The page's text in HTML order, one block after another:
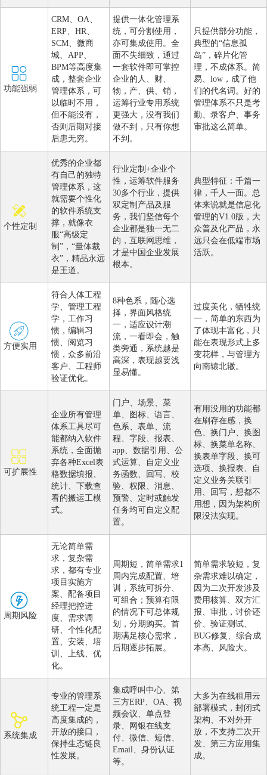
功能强弱
CRM、OA、
ERP、HR、
SCM、微商
城、APP、
BPM等高度集
成，整套企业
管理体系，可
以临时不用，
但不能没有，
否则后期对接
后患无穷。
提供一体化管理系
统，可分割使用，
亦可集成使用。全
面不失细致，通过
一套软件即可掌控
企业的人、财、
物，产、供、销，
运筹行业专用系统
更强大，没有我们
做不到，只有你想
不到。
只提供部分功能，
典型的“信息孤
岛”，碎片化管
理，不成体系。简
易、low，成了他
们的代名词。好的
管理体系不只是考
勤、录客户、事务
审批这么简单。
个性定制
优秀的企业都
有自己的独特
管理体系，这
就需要个性化
的软件系统支
撑，就像衣
服“高级定
制”，“量体裁
衣”，精品永远
是王道。
行业定制+企业个
性，运筹软件服务
30多个行业，提供
双定制产品及服
务，我们坚信每个
企业都是独一无二
的，互联网思维，
才是中国企业发展
根本。
典型特征：千篇一
律，千人一面。总
体来说就是信息化
管理的V1.0版，大
众普及化产品，永
远只会在低端市场
活跃。
方便实用
符合人体工程
学、管理工程
学，工作习
惯，编辑习
惯、阅览习
惯，众多前沿
客户、工程师
验证优化。
8种色系，随心选
择，界面风格统
一，适应设计潮
流，一看即会，触
类旁通，系统越是
高深，表现越要浅
显易懂。
过度美化，牺牲统
一，简单的东西为
了体现丰富化，只
能在表现形式上多
变花样，与管理方
向南辕北辙。
可扩展性
企业所有管理
体系工具尽可
能都纳入软件
系统，全面抛
弃各种Excel表
格数据填报、
统计、下载查
看的搬运工模
式。
门户、场景、菜
单、图标、语言、
色系、表单、流
程、字段、报表、
app、数据引用、公
式运算、自定义业
务函数、回写、校
验、权限、消息、
预警、定时或触发
任务均可自定义配
置。
有用没用的功能都
在刷存在感，换
色、换门户、换图
标、换菜单名称、
换表单字段、换可
选项、换报表、自
定义业务关联引
用、回写，想都不
用想，因为架构所
限没法实现。
周期风险
无论简单需
求，复杂需
求，都有专业
项目实施方
案、配备项目
经理把控进
度、需求调
研、个性化配
置、安装、培
训、上线、优
化。
周期短，简单需求1
周内完成配置、培
训，系统可拆分、
可组合；预算有限
的情况下可总体规
划，分期购买。首
期满足核心需求，
后期逐步拓展。
简单需求较短，复
杂需求难以确定，
因为二次开发涉及
费用核算、双方汇
报、审批，讨价还
价、验证测试、
BUG修复、综合成
本高、风险大。
系统集成
专业的管理系
统工程一定是
高度集成的，
开放的接口，
保持生态链良
性发展。
集成呼叫中心、第
三方ERP、OA、视
频会议、单点登
录、网银在线支
付、微信、短信、
Email、身份认证
等。
大多为在线租用云
部署模式，封闭式
架构、不对外开
放，不支持二次开
发、第三方应用集
成。